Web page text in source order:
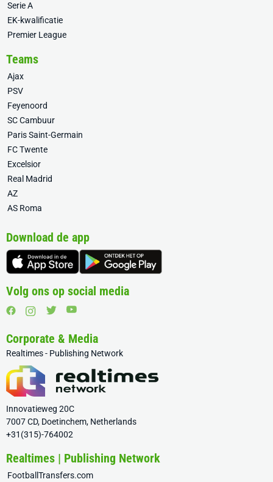
Serie A
EK-kwalificatie
Premier League
Teams
Ajax
PSV
Feyenoord
SC Cambuur
Paris Saint-Germain
FC Twente
Excelsior
Real Madrid
AZ
AS Roma
Download de app
Volg ons op social media
Corporate & Media
Realtimes - Publishing Network
Innovatieweg 20C
7007 CD, Doetinchem, Netherlands
+31(315)-764002
Realtimes | Publishing Network
FootballTransfers.com